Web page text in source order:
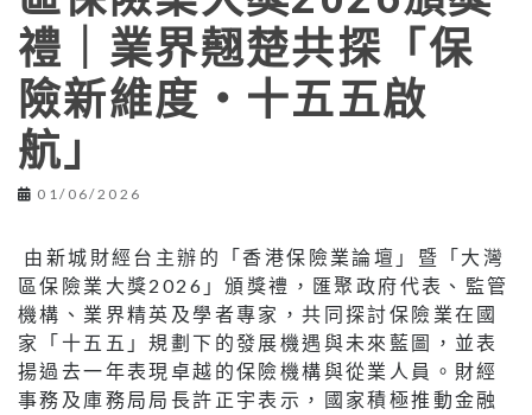
禮｜業界翹楚共探「保
險新維度‧十五五啟
航」
01/06/2026
由新城財經台主辦的「香港保險業論壇」暨「大灣
區保險業大獎2026」頒獎禮，匯聚政府代表、監管
機構、業界精英及學者專家，共同探討保險業在國
家「十五五」規劃下的發展機遇與未來藍圖，並表
揚過去一年表現卓越的保險機構與從業人員。財經
事務及庫務局局長許正宇表示，國家積極推動金融